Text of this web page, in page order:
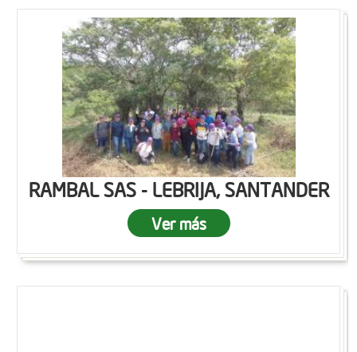
RAMBAL SAS - LEBRIJA, SANTANDER
Ver más